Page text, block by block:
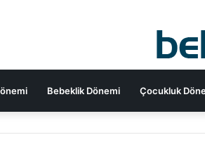
Bebeklik Dönemi Çocukluk